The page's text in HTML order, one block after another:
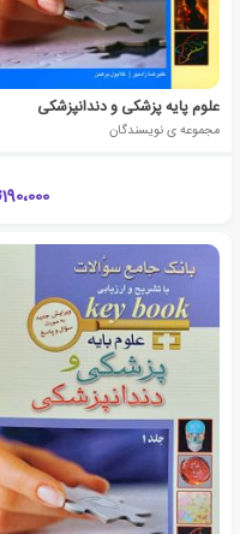
علوم پایه پزشکی و دندانپزشکی
مجموعه ی نویسندگان
190،000